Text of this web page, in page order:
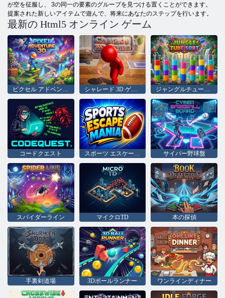
が空を征服し、 3の同一の要素のグループを見つける置くことができます。
提案された新しいアイテムで遊んで、将来にあなたのステップを行います。
最新の Html5 オンライン ゲーム
ピクセル アドベンチャー 3D シャレード 3D ゲーム ジャングルチューブソート
コードクエスト サイバー野球盤
スパイダーライン マイクロTD 本の探偵
手裏剣道場 3Dボールランナー ワンラインディナー